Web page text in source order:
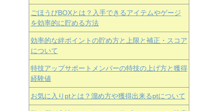
ごほうびBOXとは？入手できるアイテムやゲージ
を効率的に貯める方法
効率的な絆ポイントの貯め方と上限と補正・スコア
について
特技アップサポートメンバーの特技の上げ方と獲得
経験値
お気に入りptとは？溜め方や獲得出来るptについて